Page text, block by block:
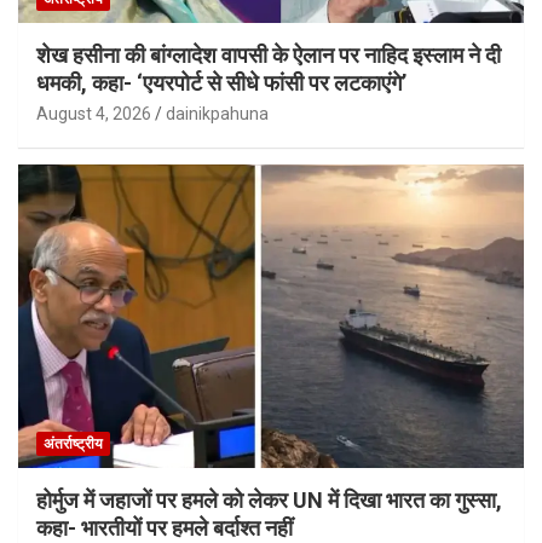
शेख हसीना की बांग्लादेश वापसी के ऐलान पर नाहिद इस्लाम ने दी
धमकी, कहा- ‘एयरपोर्ट से सीधे फांसी पर लटकाएंगे’
August 4, 2026 dainikpahuna
अंतर्राष्ट्रीय
होर्मुज में जहाजों पर हमले को लेकर UN में दिखा भारत का गुस्सा,
कहा- भारतीयों पर हमले बर्दाश्त नहीं